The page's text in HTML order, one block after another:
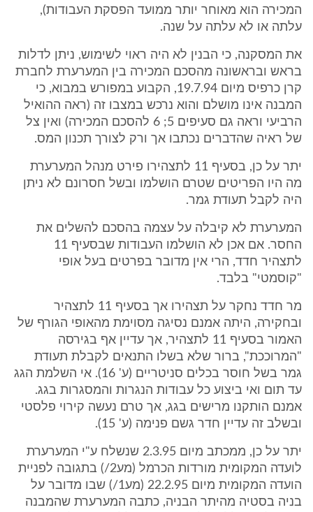
המכירה הוא מאוחר יותר ממועד הפסקת העבודות),
עלתה או לא עלתה על שנה.
את המסקנה, כי הבנין לא היה ראוי לשימוש, ניתן לדלות
בראש ובראשונה מהסכם המכירה בין המערערת לחברת
קרן כרפיס מיום 19.7.94, הקבוע במפורש במבוא, כי
המבנה אינו מושלם והוא נרכש במצבו זה (ראה ההואיל
הרביעי וראה גם סעיפים 5; 6 להסכם המכירה) ואין צל
של ראיה שהדברים נכתבו אך ורק לצורך תכנון המס.
יתר על כן, בסעיף 11 לתצהירו פירט מנהל המערערת
מה היו הפריטים שטרם הושלמו ובשל חסרונם לא ניתן
היה לקבל תעודת גמר.
המערערת לא קיבלה על עצמה בהסכם להשלים את
החסר. אם אכן לא הושלמו העבודות שבסעיף 11
לתצהיר חדד, הרי אין מדובר בפרטים בעל אופי
"קוסמטי" בלבד.
מר חדד נחקר על תצהירו אך בסעיף 11 לתצהיר
ובחקירה, היתה אמנם נסיגה מסוימת מהאופי הגורף של
האמור בסעיף 11 לתצהיר, אך עדיין אף בגירסה
"המרוככת", ברור שלא בשלו התנאים לקבלת תעודת
גמר בשל חוסר בכלים סניטריים (ע' 16). אי השלמת הגג
עד תום ואי ביצוע כל עבודות הנגרות והמסגרות בגג.
אמנם הותקנו מרישים בגג, אך טרם נעשה קירוי פלסטי
ובשלב זה עדיין חדר גשם פנימה (ע' 15).
יתר על כן, ממכתב מיום 2.3.95 שנשלח ע"י המערערת
לועדה המקומית מורדות הכרמל (מע2/) בתגובה לפניית
הועדה המקומית מיום 22.2.95 (מע1/) שבו מדובר על
בניה בסטיה מהיתר הבניה, כתבה המערערת שהמבנה